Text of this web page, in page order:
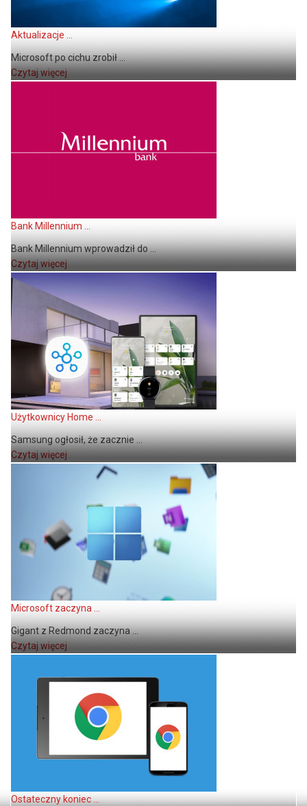
Aktualizacje ...
Microsoft po cichu zrobił ...
Czytaj więcej
Bank Millennium ...
Bank Millennium wprowadził do ...
Czytaj więcej
Użytkownicy Home ...
Samsung ogłosił, że zacznie ...
Czytaj więcej
Microsoft zaczyna ...
Gigant z Redmond zaczyna ...
Czytaj więcej
Ostateczny koniec ...